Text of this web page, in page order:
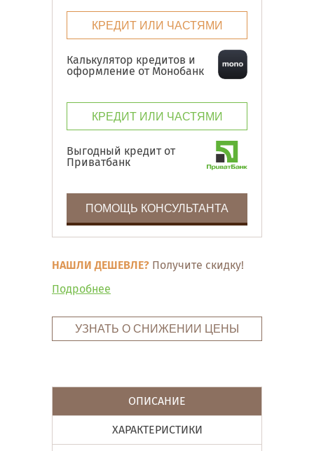
КРЕДИТ ИЛИ ЧАСТЯМИ
Калькулятор кредитов и
оформление от Монобанк
КРЕДИТ ИЛИ ЧАСТЯМИ
Выгодный кредит от
Приватбанк
ПОМОЩЬ КОНСУЛЬТАНТА
НАШЛИ ДЕШЕВЛЕ? Получите скидку!
Подробнее
УЗНАТЬ О СНИЖЕНИИ ЦЕНЫ
ОПИСАНИЕ
ХАРАКТЕРИСТИКИ